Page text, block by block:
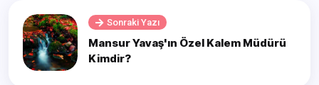
Sonraki Yazı
Mansur Yavaş'ın Özel Kalem Müdürü
Kimdir?